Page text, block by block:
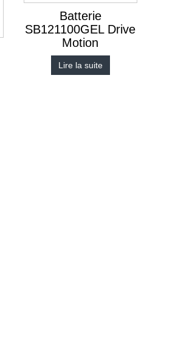
Batterie
SB121100GEL Drive
Motion
Lire la suite